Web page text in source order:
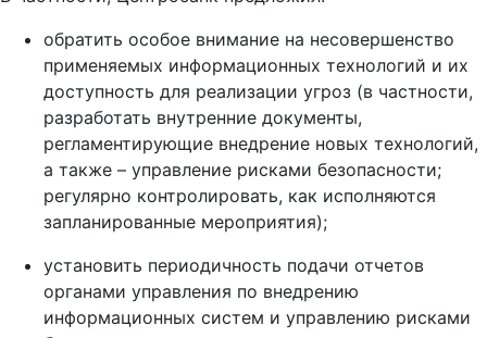
обратить особое внимание на несовершенство
применяемых информационных технологий и их
доступность для реализации угроз (в частности,
разработать внутренние документы,
регламентирующие внедрение новых технологий,
а также – управление рисками безопасности;
регулярно контролировать, как исполняются
запланированные мероприятия);
установить периодичность подачи отчетов
органами управления по внедрению
информационных систем и управлению рисками